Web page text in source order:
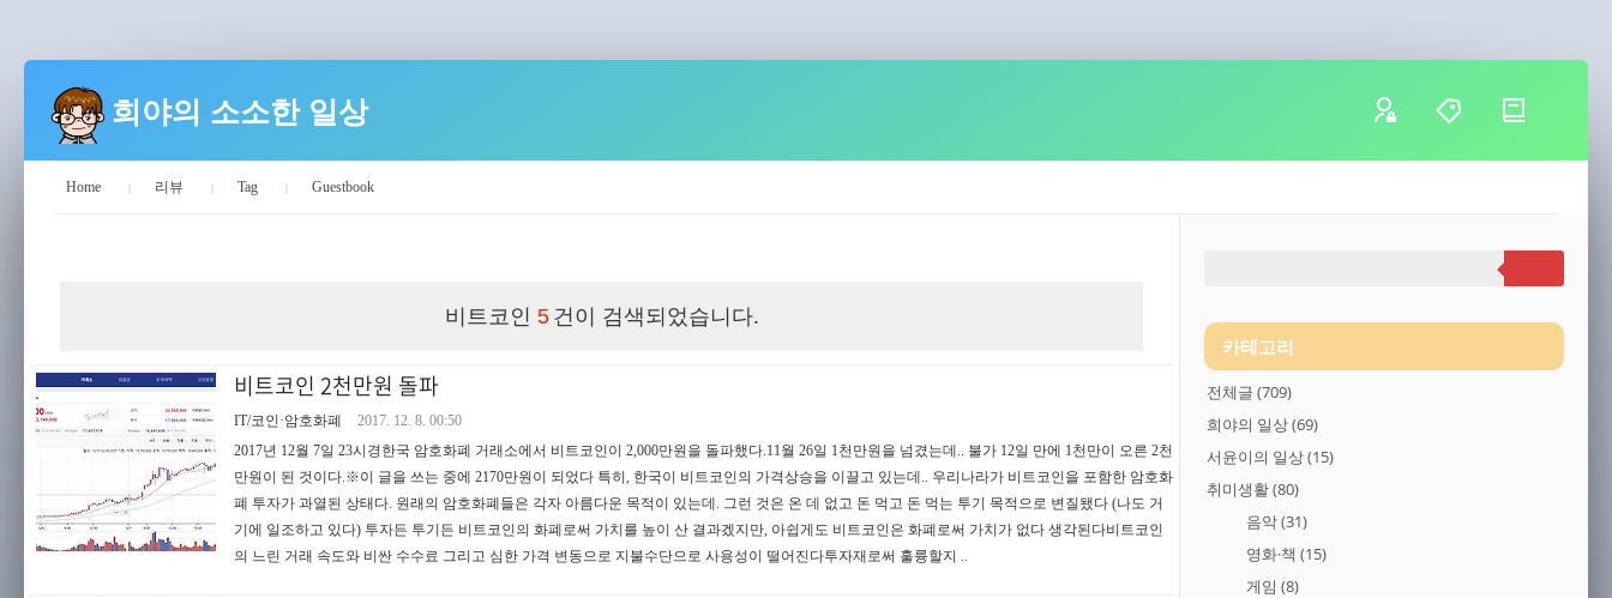
희야의 소소한 일상
Home 리뷰 Tag Guestbook
비트코인 5 건이 검색되었습니다.
비트코인 2천만원 돌파
IT/코인·암호화폐
2017. 12. 8. 00:50
2017년 12월 7일 23시경한국 암호화폐 거래소에서 비트코인이 2,000만원을 돌파했다.11월 26일 1천만원을 넘겼는데.. 불가 12일 만에 1천만이 오른 2천
만원이 된 것이다.※이 글을 쓰는 중에 2170만원이 되었다 특히, 한국이 비트코인의 가격상승을 이끌고 있는데.. 우리나라가 비트코인을 포함한 암호화
폐 투자가 과열된 상태다. 원래의 암호화폐들은 각자 아름다운 목적이 있는데. 그런 것은 온 데 없고 돈 먹고 돈 먹는 투기 목적으로 변질됐다 (나도 거
기에 일조하고 있다) 투자든 투기든 비트코인의 화폐로써 가치를 높이 산 결과겠지만, 아쉽게도 비트코인은 화폐로써 가치가 없다 생각된다비트코인
의 느린 거래 속도와 비싼 수수료 그리고 심한 가격 변동으로 지불수단으로 사용성이 떨어진다투자재로써 훌륭할지 ..
카테고리
전체글 (709)
희야의 일상(69)
서윤이의 일상(15)
취미생활(80)
음악(31)
영화·책 (15)
게임 (8)